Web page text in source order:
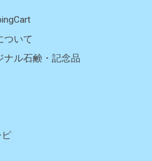
ついて
ナル石鹸・記念品
ピ